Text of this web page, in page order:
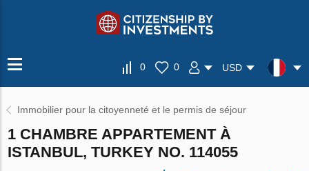
0 0 USD
Immobilier pour la citoyenneté et le permis de séjour
1 CHAMBRE APPARTEMENT À
ISTANBUL, TURKEY NO. 114055